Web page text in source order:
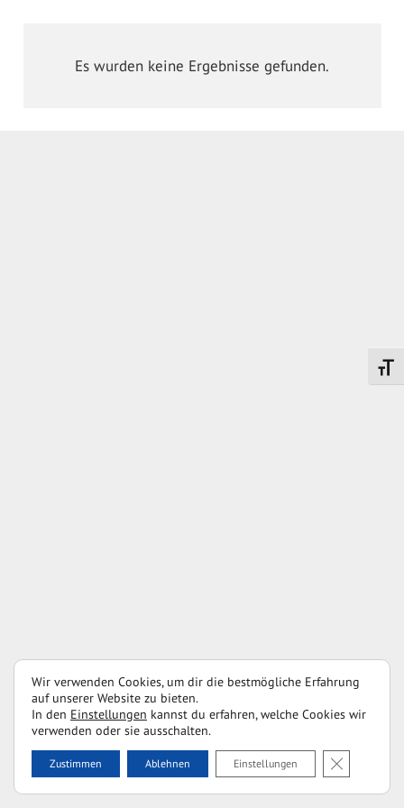
Es wurden keine Ergebnisse gefunden.
Wir verwenden Cookies, um dir die bestmögliche Erfahrung
auf unserer Website zu bieten.
In den Einstellungen kannst du erfahren, welche Cookies wir
verwenden oder sie ausschalten.
Zustimmen Ablehnen Einstellungen GDPR